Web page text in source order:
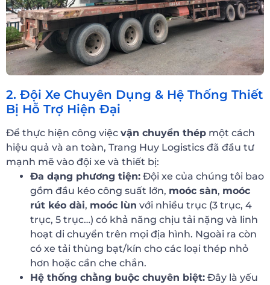
2. Đội Xe Chuyên Dụng & Hệ Thống Thiết
Bị Hỗ Trợ Hiện Đại
Để thực hiện công việc vận chuyển thép một cách
hiệu quả và an toàn, Trang Huy Logistics đã đầu tư
mạnh mẽ vào đội xe và thiết bị:
Đa dạng phương tiện: Đội xe của chúng tôi bao
gồm đầu kéo công suất lớn, moóc sàn, moóc
rút kéo dài, moóc lùn với nhiều trục (3 trục, 4
trục, 5 trục…) có khả năng chịu tải nặng và linh
hoạt di chuyển trên mọi địa hình. Ngoài ra còn
có xe tải thùng bạt/kín cho các loại thép nhỏ
hơn hoặc cần che chắn.
Hệ thống chằng buộc chuyên biệt: Đây là yếu